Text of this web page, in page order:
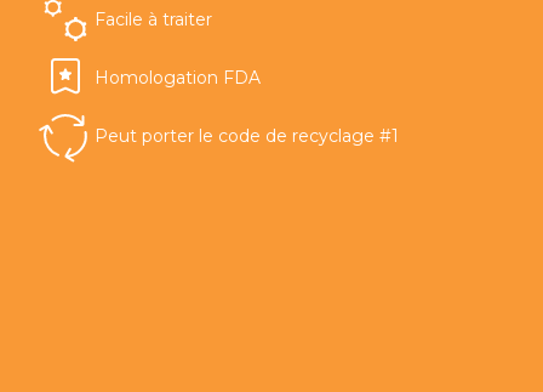
Facile à traiter
Homologation FDA
Peut porter le code de recyclage #1